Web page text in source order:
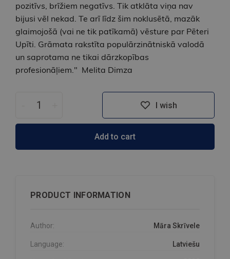
pozitīvs, brīžiem negatīvs. Tik atklāta viņa nav
bijusi vēl nekad. Te arī līdz šim noklusētā, mazāk
glaimojošā (vai ne tik patīkamā) vēsture par Pēteri
Upīti. Grāmata rakstīta populārzinātniskā valodā
un saprotama ne tikai dārzkopības
profesionāļiem." Melita Dimza
I wish
Add to cart
PRODUCT INFORMATION
Author: Māra Skrīvele
Language: Latviešu